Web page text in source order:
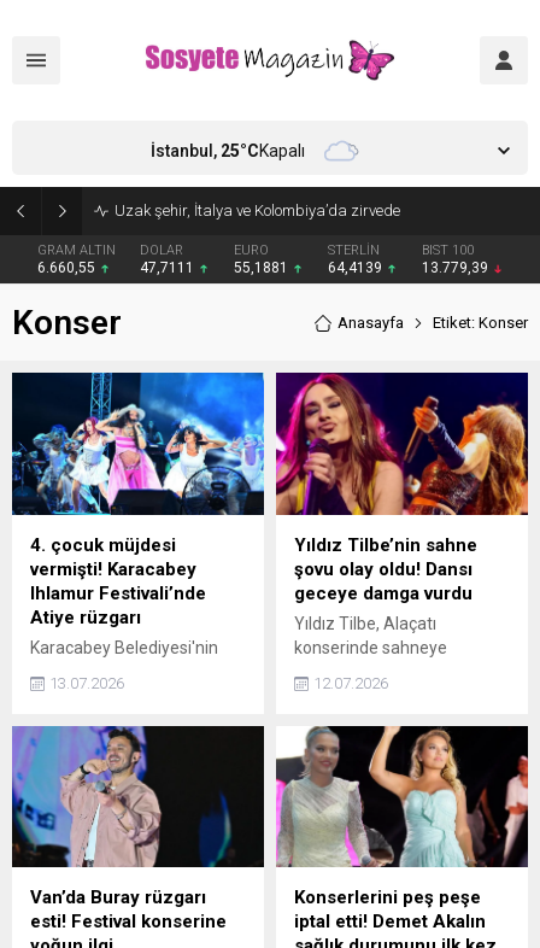
Uzak şehir, İtalya ve Kolombiya’da zirvede
GRAM ALTIN
6.660,55
DOLAR
47,7111
EURO
55,1881
STERLİN
64,4139
BIST 100
13.779,39
İstanbul, 25°CKapalı
Konser Anasayfa Etiket: Konser
4. çocuk müjdesi
vermişti! Karacabey
Ihlamur Festivali’nde
Atiye rüzgarı
Karacabey Belediyesi'nin
Yeniköy Mahallesi'nde
getirdi. Gün boyu süren
atölye etkinliklerinin
ardından sahne alan karnı
burnunda Atiye, konseriyle
festival coşkusunu zirveye
taşıdı.
13.07.2026
Yıldız Tilbe’nin sahne
şovu olay oldu! Dansı
geceye damga vurdu
Yıldız Tilbe, Alaçatı
konserinde sahneye
figürleriyle geceye damga
usta sanatçı, klasik şovların
dışına çıkarak sergilediği
hareketlerle hayranlarını
coşturdu. Sosyal medyada
hızla yayılan görüntüler kısa
sürede gündem oldu.
12.07.2026
Van’da Buray rüzgarı
esti! Festival konserine
Konserlerini peş peşe
iptal etti! Demet Akalın